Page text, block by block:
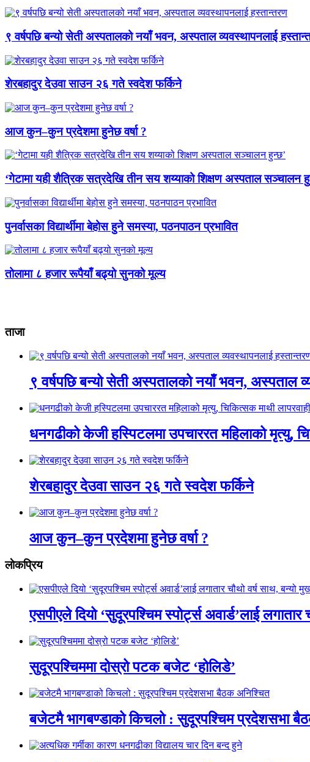
९ वर्षपछि बन्यो सेती अस्पतालको नयाँ भवन, अस्पताल व्यवस्थापनलाई
शेरबहादुर देउवा साउन २६ गते स्वदेश फर्किने
आज कुन–कुन प्रदेशमा हुनेछ वर्षा ?
‘गेटामा यही शैत्रिक सत्रदेखि तीन सय शय्याको शिक्षण अस्पताल सञ्चालन
पुनर्वासका विद्यार्थीमा बेहोस हुने समस्या, पठनपाठन प्रभावित
तोलामा ८ हजार रूपैयाँ बढ्यो सुनको मूल्य
ताजा
९ वर्षपछि बन्यो सेती अस्पतालको नयाँ भवन, अस्पताल
धनगढीको केजी हस्पिटलमा उपचाररत महिलाको मृत्यु,
शेरबहादुर देउवा साउन २६ गते स्वदेश फर्किने
आज कुन–कुन प्रदेशमा हुनेछ वर्षा ?
लाेकप्रिय
एसपीएले दियो ‘सुदूरपश्चिम स्पोर्ट्स अवार्ड’लाई
सुदूरपश्चिममा दोस्रो पटक बजेट ‘होलिडे’
बजेटमै भागबण्डाको किचलो : सुदूरपश्चिम प्रदेशसभा